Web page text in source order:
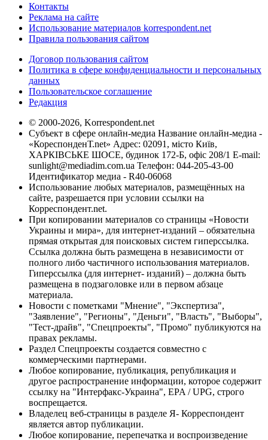
Контакты
Реклама на сайте
Использование материалов korrespondent.net
Правила пользования сайтом
Договор пользования сайтом
Политика в сфере конфиденциальности и персональных
данных
Пользовательское соглашение
Редакция
© 2000-2026, Korrespondent.net
Субъект в сфере онлайн-медиа Название онлайн-медиа -
«КореспонденТ.net» Адрес: 02091, місто Київ,
ХАРКІВСЬКЕ ШОСЕ, будинок 172-Б, офіс 208/1 E-mail:
sunlight@mediadim.com.ua Телефон: 044-205-43-00
Идентификатор медиа - R40-06068
Использование любых материалов, размещённых на
сайте, разрешается при условии ссылки на
Корреспондент.net.
При копировании материалов со страницы «Новости
Украины и мира», для интернет-изданий – обязательна
прямая открытая для поисковых систем гиперссылка.
Ссылка должна быть размещена в независимости от
полного либо частичного использования материалов.
Гиперссылка (для интернет- изданий) – должна быть
размещена в подзаголовке или в первом абзаце
материала.
Новости с пометками "Мнение", "Экспертиза",
"Заявление", "Регионы", "Деньги", "Власть", "Выборы",
"Тест-драйв", "Спецпроекты", "Промо" публикуются на
правах рекламы.
Раздел Спецпроекты создается совместно с
коммерческими партнерами.
Любое копирование, публикация, републикация и
другое распространение информации, которое содержит
ссылку на "Интерфакс-Украина", EPA / UPG, строго
воспрещается.
Владелец веб-страницы в разделе Я- Корреспондент
является автор публикации.
Любое копирование, перепечатка и воспроизведение